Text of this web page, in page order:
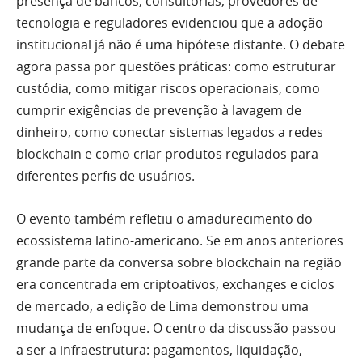
tecnologia e reguladores evidenciou que a adoção
institucional já não é uma hipótese distante. O debate
agora passa por questões práticas: como estruturar
custódia, como mitigar riscos operacionais, como
cumprir exigências de prevenção à lavagem de
dinheiro, como conectar sistemas legados a redes
blockchain e como criar produtos regulados para
diferentes perfis de usuários.
O evento também refletiu o amadurecimento do
ecossistema latino-americano. Se em anos anteriores
grande parte da conversa sobre blockchain na região
era concentrada em criptoativos, exchanges e ciclos
de mercado, a edição de Lima demonstrou uma
mudança de enfoque. O centro da discussão passou
a ser a infraestrutura: pagamentos, liquidação,